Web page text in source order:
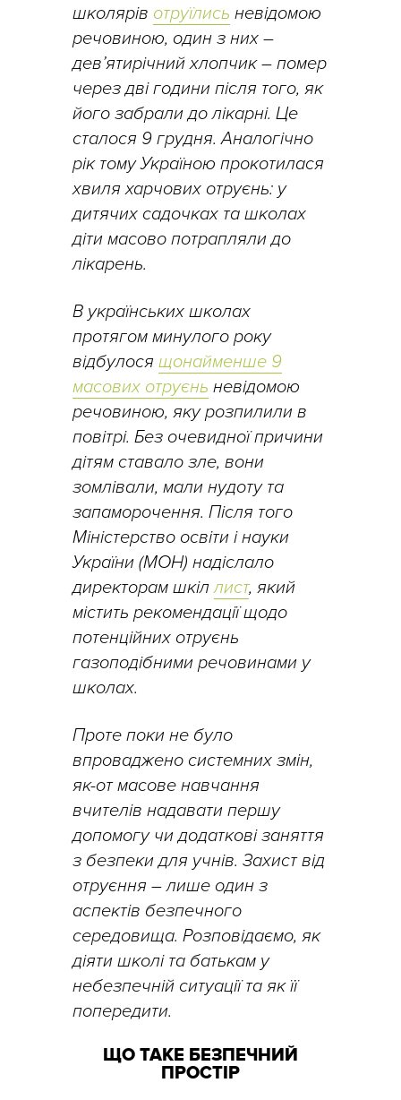
школярів отруїлись невідомою
речовиною, один з них –
дев’ятирічний хлопчик – помер
через дві години після того, як
його забрали до лікарні. Це
сталося 9 грудня. Аналогічно
рік тому Україною прокотилася
хвиля харчових отруєнь: у
дитячих садочках та школах
діти масово потрапляли до
лікарень.
В українських школах
протягом минулого року
відбулося щонайменше 9
масових отруєнь невідомою
речовиною, яку розпилили в
повітрі. Без очевидної причини
дітям ставало зле, вони
зомлівали, мали нудоту та
запаморочення. Після того
Міністерство освіти і науки
України (МОН) надіслало
директорам шкіллист, який
містить рекомендації щодо
потенційних отруєнь
газоподібними речовинами у
школах.
Проте поки не було
впроваджено системних змін,
як-от масове навчання
вчителів надавати першу
допомогу чи додаткові заняття
з безпеки для учнів. Захист від
отруєння – лише один з
аспектів безпечного
середовища. Розповідаємо, як
діяти школі та батькам у
небезпечній ситуації та як її
попередити.
ЩО ТАКЕ БЕЗПЕЧНИЙ
ПРОСТІР